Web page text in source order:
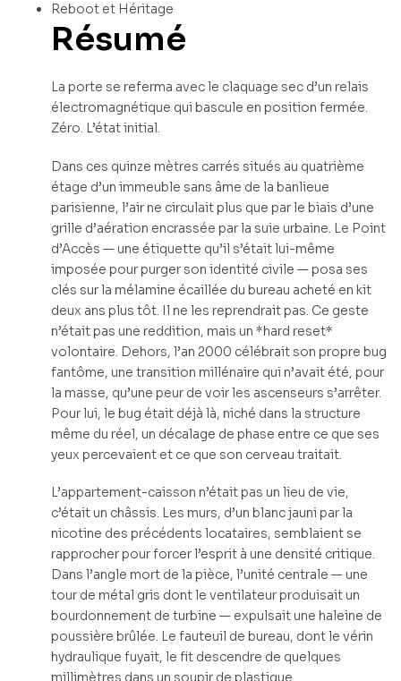
Reboot et Héritage
Résumé
La porte se referma avec le claquage sec d’un relais
électromagnétique qui bascule en position fermée.
Zéro. L’état initial.
Dans ces quinze mètres carrés situés au quatrième
étage d’un immeuble sans âme de la banlieue
parisienne, l’air ne circulait plus que par le biais d’une
grille d’aération encrassée par la suie urbaine. Le Point
d’Accès — une étiquette qu’il s’était lui-même
imposée pour purger son identité civile — posa ses
clés sur la mélamine écaillée du bureau acheté en kit
deux ans plus tôt. Il ne les reprendrait pas. Ce geste
n’était pas une reddition, mais un *hard reset*
volontaire. Dehors, l’an 2000 célébrait son propre bug
fantôme, une transition millénaire qui n’avait été, pour
la masse, qu’une peur de voir les ascenseurs s’arrêter.
Pour lui, le bug était déjà là, niché dans la structure
même du réel, un décalage de phase entre ce que ses
yeux percevaient et ce que son cerveau traitait.
L’appartement-caisson n’était pas un lieu de vie,
c’était un châssis. Les murs, d’un blanc jauni par la
nicotine des précédents locataires, semblaient se
rapprocher pour forcer l’esprit à une densité critique.
Dans l’angle mort de la pièce, l’unité centrale — une
tour de métal gris dont le ventilateur produisait un
bourdonnement de turbine — expulsait une haleine de
poussière brûlée. Le fauteuil de bureau, dont le vérin
hydraulique fuyait, le fit descendre de quelques
millimètres dans un soupir de plastique.